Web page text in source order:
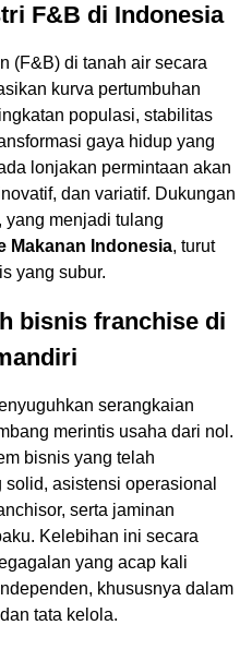
F&B di Indonesia
(F&B) di tanah air secara
kurva pertumbuhan
populasi, stabilitas
gaya hidup yang
lonjakan permintaan akan
dan variatif. Dukungan
yang menjadi tulang
Makanan Indonesia, turut
yang subur.
bisnis franchise di
serangkaian
merintis usaha dari nol.
bisnis yang telah
asistensi operasional
serta jaminan
Kelebihan ini secara
yang acap kali
khususnya dalam
tata kelola.